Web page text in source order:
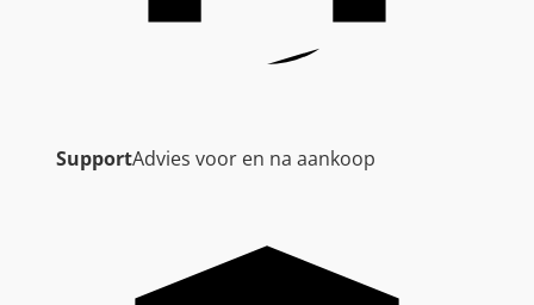
SupportAdvies voor en na aankoop